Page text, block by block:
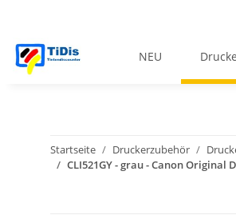
NEU
Startseite Druckerzubehör
CLI521GY - grau - Canon